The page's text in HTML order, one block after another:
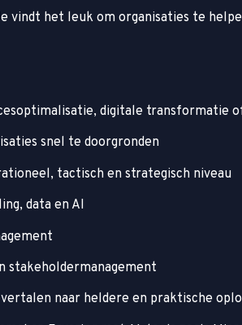
vindt het leuk om organisaties te
digitale transformatie
snel te doorgronden
tactisch en strategisch niveau
data en AI
stakeholdermanagement
naar heldere en praktische